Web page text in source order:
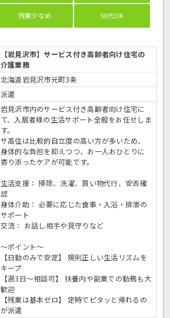
残業少なめ 50代OK
【岩見沢市】サービス付き高齢者向け住宅の
介護業務
北海道岩見沢市元町3条
派遣
岩見沢市内のサービス付き高齢者向け住宅に
て、入居者様の生活サポート全般をお任せしま
す。
サ高住は比較的自立度の高い方が多いため、
身体的な負担を抑えつつ、お一人おひとりに
寄り添ったケアが可能です。
生活支援： 掃除、洗濯、買い物代行、安否確
認
身体介助： 必要に応じた食事・入浴・排泄の
サポート
交流： お話し相手や見守りなど
～ポイント～
【日勤のみで安定】 規則正しい生活リズムを
キープ
【週3日〜相談可】 扶養内や副業での勤務も大
歓迎
【残業は基本ゼロ】 定時でピタッと帰れるの
が派遣